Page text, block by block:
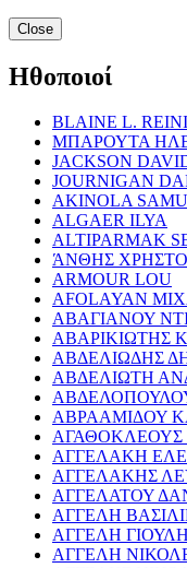
Close
Ηθοποιοί
BLAINE L.
ΜΠΑΡΟΥΤΑ
JACKSON
JOURNIGAN
AKINOLA
ALGAER ILYA
ALTIPARMAK
ΆΝΘΗΣ
ARMOUR LOU
AFOLAYAN
ΑΒΑΓΙΑΝΟΥ
ΑΒΑΡΙΚΙΩΤΗΣ
ΑΒΔΕΛΙΩΔΗΣ
ΑΒΔΕΛΙΩΤΗ
ΑΒΡΑΑΜΙΔΟΥ
ΑΓΓΕΛΑΚΗ
ΑΓΓΕΛΑΚΗΣ
ΑΓΓΕΛΑΤΟΥ
ΑΓΓΕΛΗ
ΑΓΓΕΛΗ ΓΙΟΥΛΗ
ΑΓΓΕΛΗ